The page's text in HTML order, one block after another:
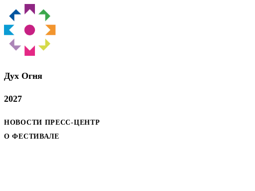
Дух Oгня
2027
НОВОСТИ ПРЕСС-ЦЕНТР
О ФЕСТИВАЛЕ